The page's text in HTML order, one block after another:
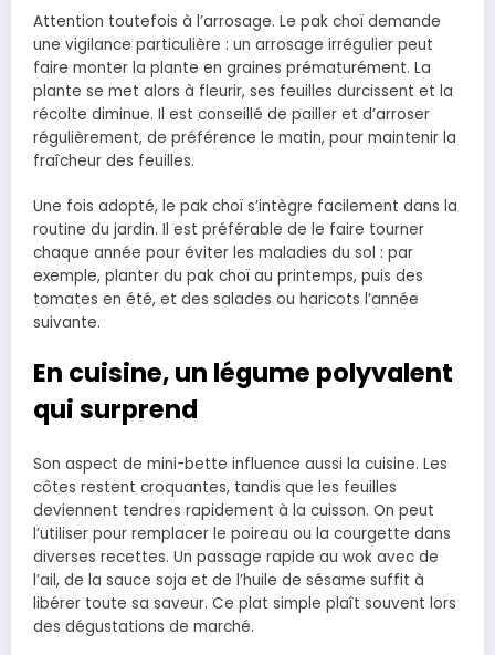
Attention toutefois à l’arrosage. Le pak choï demande
une vigilance particulière : un arrosage irrégulier peut
faire monter la plante en graines prématurément. La
plante se met alors à fleurir, ses feuilles durcissent et la
récolte diminue. Il est conseillé de pailler et d’arroser
régulièrement, de préférence le matin, pour maintenir la
fraîcheur des feuilles.
Une fois adopté, le pak choï s’intègre facilement dans la
routine du jardin. Il est préférable de le faire tourner
chaque année pour éviter les maladies du sol : par
exemple, planter du pak choï au printemps, puis des
tomates en été, et des salades ou haricots l’année
suivante.
En cuisine, un légume polyvalent
qui surprend
Son aspect de mini-bette influence aussi la cuisine. Les
côtes restent croquantes, tandis que les feuilles
deviennent tendres rapidement à la cuisson. On peut
l’utiliser pour remplacer le poireau ou la courgette dans
diverses recettes. Un passage rapide au wok avec de
l’ail, de la sauce soja et de l’huile de sésame suffit à
libérer toute sa saveur. Ce plat simple plaît souvent lors
des dégustations de marché.